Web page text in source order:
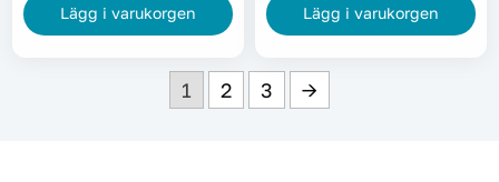
Lägg i varukorgen Lägg i varukorgen
1 2 3 →